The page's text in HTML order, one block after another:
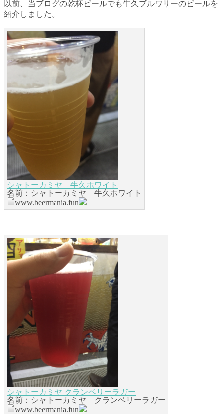
以前、当ブログの乾杯ビールでも牛久ブルワリーのビールを
紹介しました。
シャトーカミヤ 牛久ホワイト
名前：シャトーカミヤ 牛久ホワイト
www.beermania.fun
シャトーカミヤ クランベリーラガー
名前：シャトーカミヤ クランベリーラガー
www.beermania.fun